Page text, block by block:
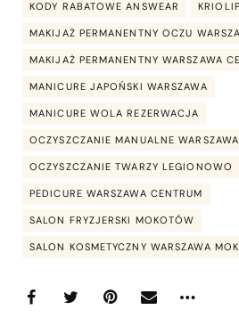
KODY RABATOWE ANSWEAR
MAKIJAŻ PERMANENTNY OCZU
MAKIJAŻ PERMANENTNY WARSZAWA
MANICURE JAPOŃSKI WARSZAWA
MANICURE WOLA REZERWACJA
OCZYSZCZANIE MANUALNE WARSZAWA
OCZYSZCZANIE TWARZY LEGIONOWO
PEDICURE WARSZAWA CENTRUM
SALON FRYZJERSKI MOKOTÓW
SALON KOSMETYCZNY WARSZAWA